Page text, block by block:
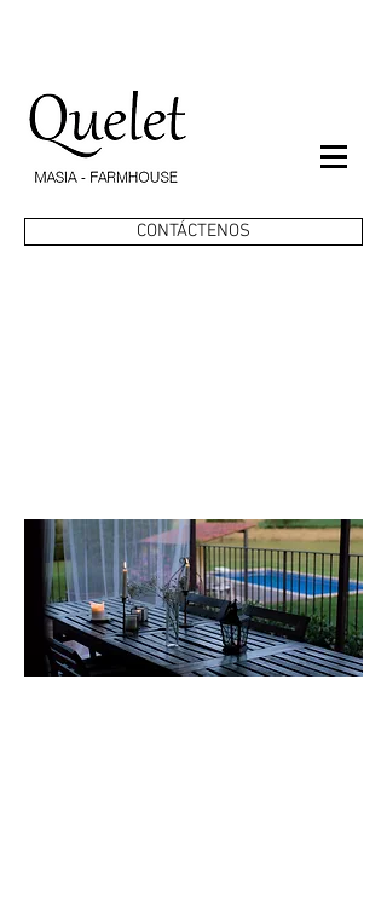
CONTÁCTENOS